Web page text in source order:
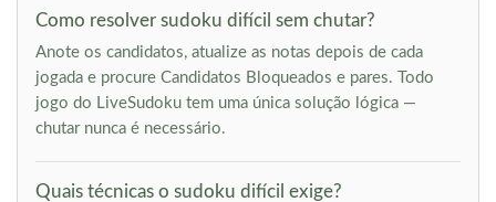
Como resolver sudoku difícil sem chutar?
Anote os candidatos, atualize as notas depois de cada
jogada e procure Candidatos Bloqueados e pares. Todo
jogo do LiveSudoku tem uma única solução lógica —
chutar nunca é necessário.
Quais técnicas o sudoku difícil exige?